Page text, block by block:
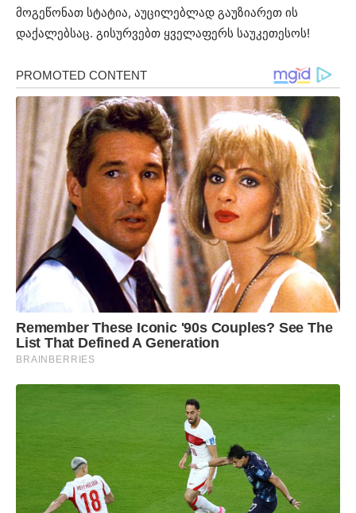
მოგეწონათ სტატია, აუცილებლად გაუზიარეთ ის
დაქალებსაც. გისურვებთ ყველაფერს საუკეთესოს!